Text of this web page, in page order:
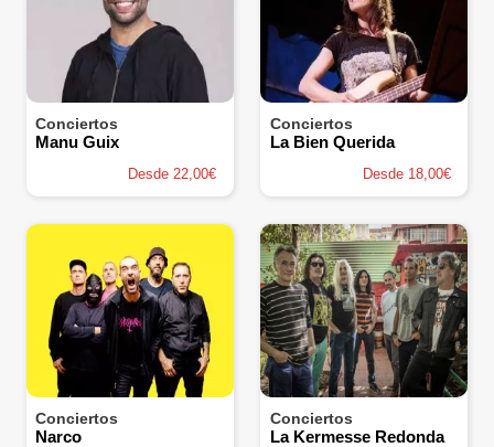
Conciertos
Manu Guix
Desde 22,00€
Conciertos
La Bien Querida
Desde 18,00€
Conciertos
Narco
Conciertos
La Kermesse Redonda